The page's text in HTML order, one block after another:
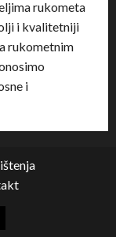
rukometa
i kvalitetniji
rukometnim
i